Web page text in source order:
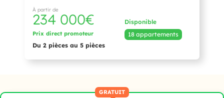
À partir de
234 000€
Prix direct promoteur
Du 2 pièces au 5 pièces
Disponible
18 appartements
GRATUIT